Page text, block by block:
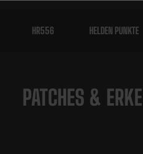
HR556 HELDEN PUNKTE
PATCHES &